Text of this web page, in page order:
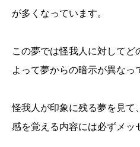
が多くなっています。
この夢では怪我人に対してど
よって夢からの暗示が異なっ
怪我人が印象に残る夢を見て
感を覚える内容には必ずメッ